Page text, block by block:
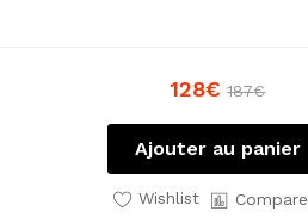
128€ 187€
Ajouter au panier
Wishlist Compare